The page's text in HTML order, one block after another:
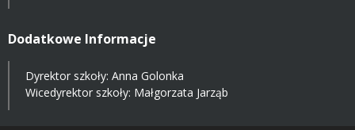
Dodatkowe Informacje
Dyrektor szkoły: Anna Golonka
Wicedyrektor szkoły: Małgorzata Jarząb